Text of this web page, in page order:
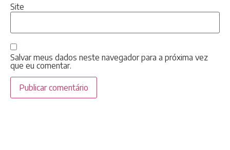
Site
Salvar meus dados neste navegador para a próxima vez
que eu comentar.